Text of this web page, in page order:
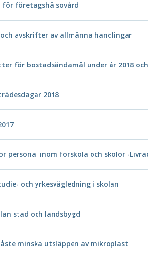
för företagshälsovård
avskrifter av allmänna handlingar
för bostadsändamål under år 2018
2018
personal inom förskola och skolor -
och yrkesvägledning i skolan
stad och landsbygd
minska utsläppen av mikroplast!